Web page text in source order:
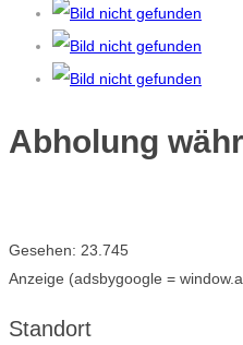
Abholung
Gesehen: 23.745
Anzeige (adsbygoogle =
Standort